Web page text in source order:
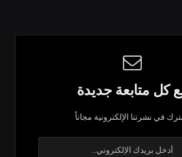
كل متابعة جديدة
في نشرتنا الإلكترونية مجاناً